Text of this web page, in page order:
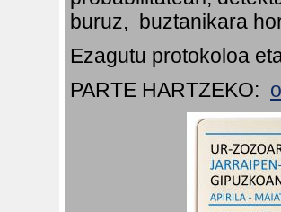
buruz, buztanikara
Ezagutu protokoloa
PARTE HARTZEKO: